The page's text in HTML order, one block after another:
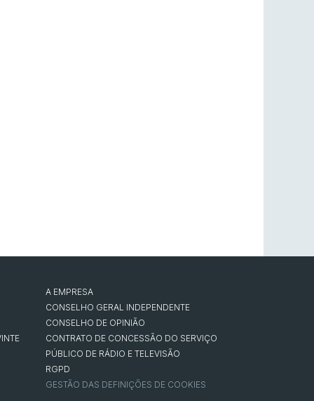
A EMPRESA
CONSELHO GERAL INDEPENDENTE
CONSELHO DE OPINIÃO
CONTRATO DE CONCESSÃO DO SERVIÇO
PÚBLICO DE RÁDIO E TELEVISÃO
RGPD
GESTÃO DAS DEFINIÇÕES DE COOKIES